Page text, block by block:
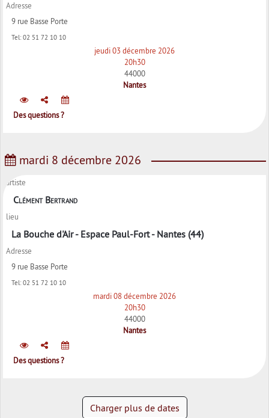
Adresse
9 rue Basse Porte
Tel: 02 51 72 10 10
jeudi 03 décembre 2026
20h30
44000
Nantes
Des questions ?
mardi 8 décembre 2026
artiste
Clément Bertrand
lieu
La Bouche d'Air - Espace Paul-Fort - Nantes (44)
Adresse
9 rue Basse Porte
Tel: 02 51 72 10 10
mardi 08 décembre 2026
20h30
44000
Nantes
Des questions ?
Charger plus de dates